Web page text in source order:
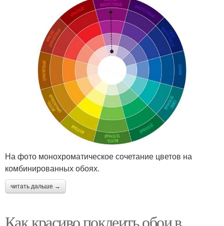
На фото монохроматическое сочетание цветов на
комбинированных обоях.
читать дальше →